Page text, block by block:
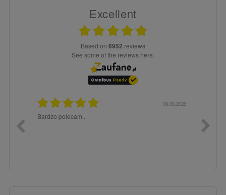
Excellent
based on 6952 reviews
see some of the reviews here.
06.08.2026
Bardzo polecam .